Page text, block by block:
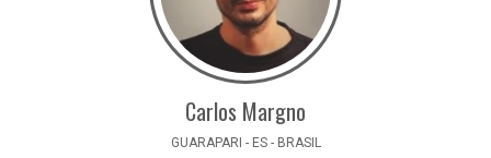
Carlos Margno
GUARAPARI - ES - BRASIL